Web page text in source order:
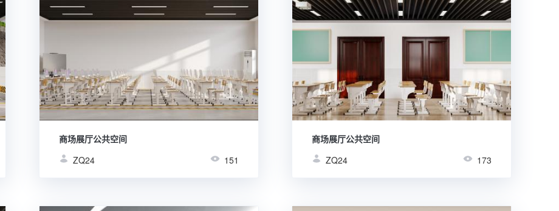
商场展厅公共空间
ZQ24
151
商场展厅公共空间
ZQ24
173